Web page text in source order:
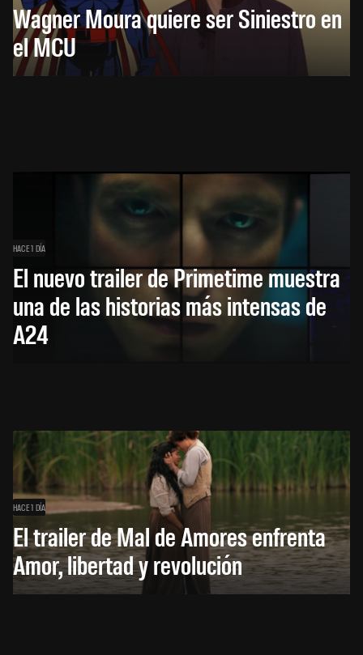
Wagner Moura quiere ser Siniestro en
el MCU
HACE 1 DÍA
El nuevo trailer de Primetime muestra
una de las historias más intensas de
A24
HACE 1 DÍA
El trailer de Mal de Amores enfrenta
Amor, libertad y revolución